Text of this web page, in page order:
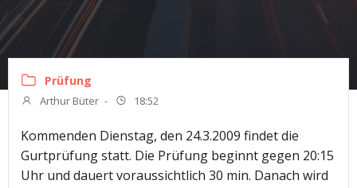
Prüfung
Arthur Büter - 18:52
Kommenden Dienstag, den 24.3.2009 findet die
Gurtprüfung statt. Die Prüfung beginnt gegen 20:15
Uhr und dauert voraussichtlich 30 min. Danach wird